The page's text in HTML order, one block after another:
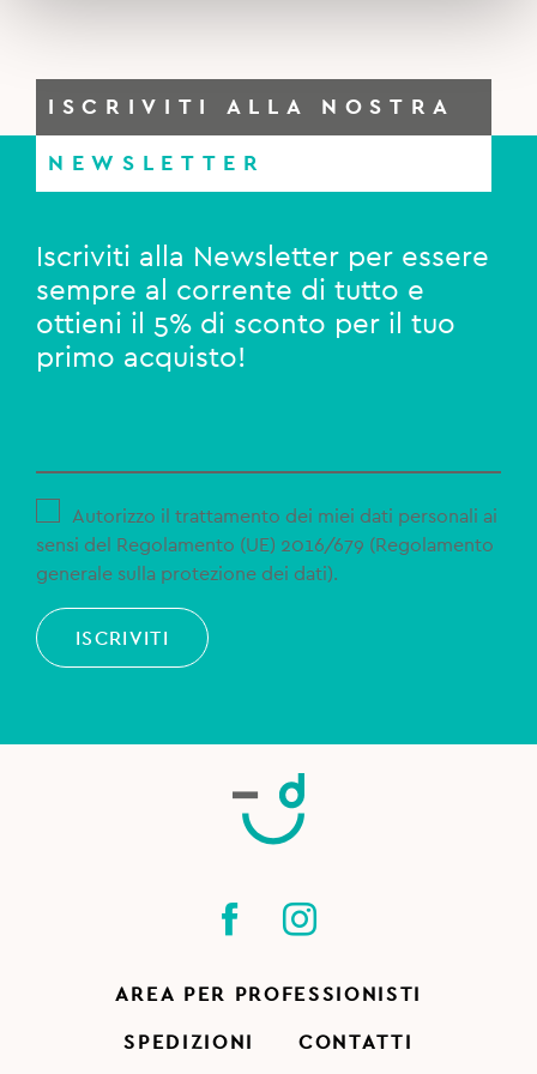
ISCRIVITI ALLA NOSTRA
NEWSLETTER
Iscriviti alla Newsletter per essere
sempre al corrente di tutto e
ottieni il 5% di sconto per il tuo
primo acquisto!
Autorizzo il trattamento dei miei dati personali ai
sensi del Regolamento (UE) 2016/679 (Regolamento
generale sulla protezione dei dati).
ISCRIVITI
AREA PER PROFESSIONISTI
SPEDIZIONI CONTATTI